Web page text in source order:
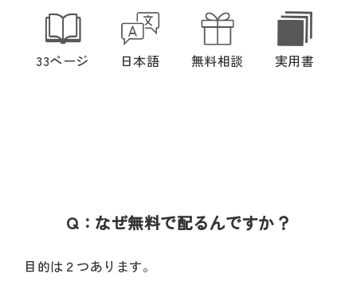
33ページ 日本語 無料相談 実用書
Q：なぜ無料で配るんですか？
目的は２つあります。